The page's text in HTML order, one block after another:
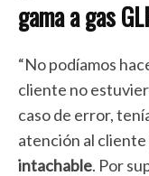
gama a gas
“No podíamos
cliente no
caso de error,
atención al cliente
intachable. Por